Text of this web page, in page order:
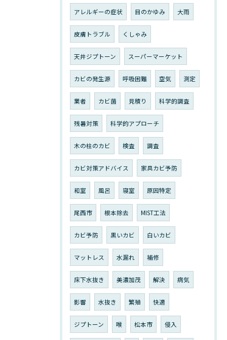
アレルギーの症状 目のかゆみ 大雨
皮膚トラブル くしゃみ
天井ジプトーン スーパーマーケット
カビの発生源 呼吸困難 空気 測定
業者 カビ菌 見積り 科学的調査
残暑対策 科学的アプローチ
木の柱のカビ 検査 調査
カビ対策アドバイス 家具カビ予防
和室 風呂 寝室 原因特定
尾西市 根本除去 MIST工法
カビ予防 黒いカビ 白いカビ
マットレス 水漏れ 補修
床下水抜き 美濃加茂 解決 病気
影響 水抜き 繁殖 快適
ジプトーン 喉 松本市 侵入